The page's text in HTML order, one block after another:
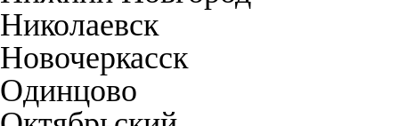
Николаевск
Новочеркасск
Одинцово